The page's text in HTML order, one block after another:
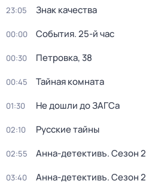
23:05 Знак качества
00:00 События. 25-й час
00:30 Петровка, 38
00:45 Тайная комната
01:30 Не дошли до ЗАГСа
02:10 Русские тайны
02:55 Анна-детективъ. Сезон 2
03:40 Анна-детективъ. Сезон 2